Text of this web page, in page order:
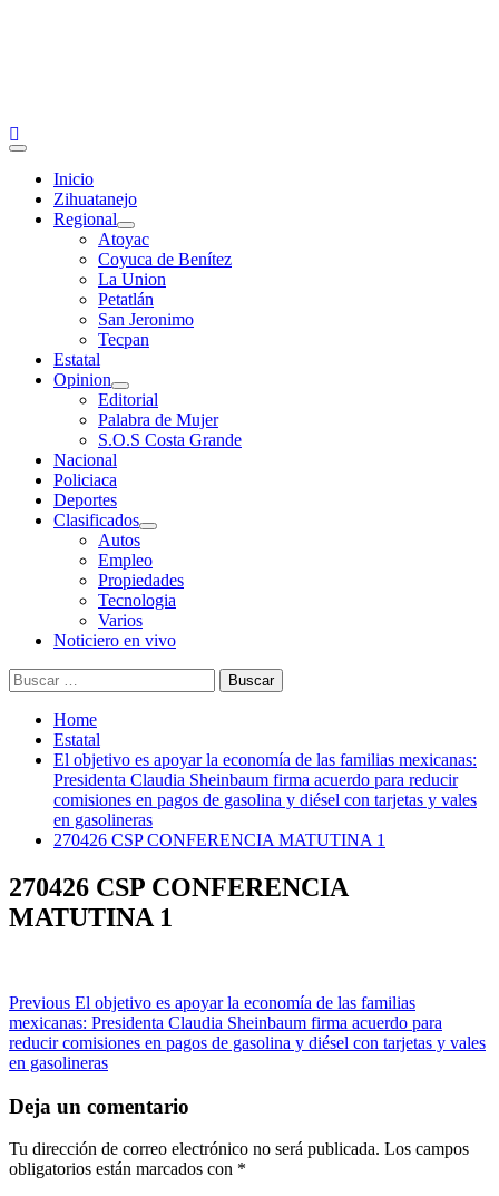
Primary
Inicio
Zihuatanejo
Regional
Atoyac
Coyuca de Benítez
La Union
Petatlán
San Jeronimo
Tecpan
Estatal
Opinion
Editorial
Palabra de Mujer
S.O.S Costa Grande
Nacional
Policiaca
Deportes
Clasificados
Autos
Empleo
Propiedades
Tecnologia
Varios
Noticiero en vivo
Buscar:
Home
Estatal
El objetivo es apoyar la economía de las familias mexicanas:
Presidenta Claudia Sheinbaum firma acuerdo para reducir
comisiones en pagos de gasolina y diésel con tarjetas y vales
en gasolineras
270426 CSP CONFERENCIA MATUTINA 1
270426 CSP CONFERENCIA
MATUTINA 1
Post
navigation
Previous El objetivo es apoyar la economía de las familias
mexicanas: Presidenta Claudia Sheinbaum firma acuerdo para
reducir comisiones en pagos de gasolina y diésel con tarjetas y vales
en gasolineras
Deja un comentario
Tu dirección de correo electrónico no será publicada. Los campos
obligatorios están marcados con *